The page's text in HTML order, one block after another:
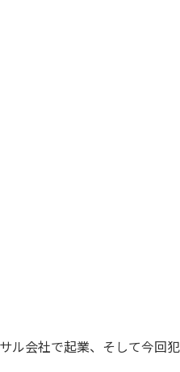
ル会社で起業、そして今回